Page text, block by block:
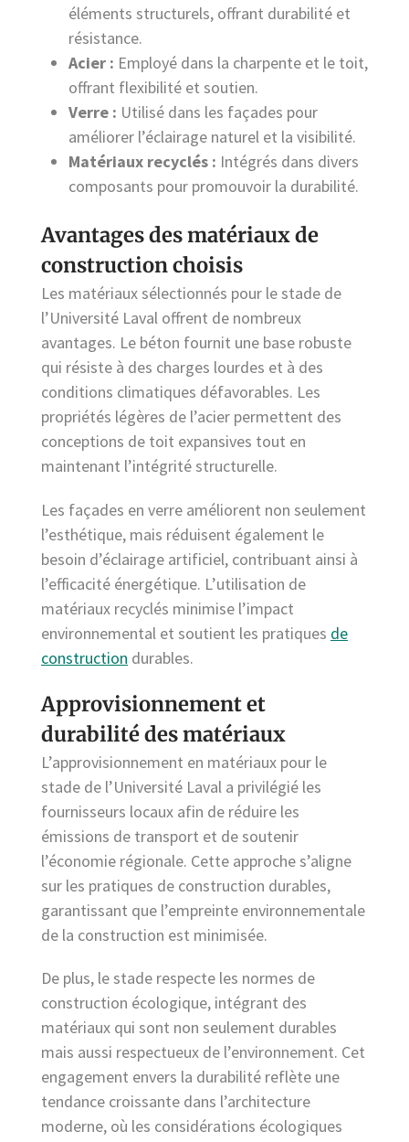
éléments structurels, offrant durabilité et
résistance.
Acier : Employé dans la charpente et le toit,
offrant flexibilité et soutien.
Verre : Utilisé dans les façades pour
améliorer l’éclairage naturel et la visibilité.
Matériaux recyclés : Intégrés dans divers
composants pour promouvoir la durabilité.
Avantages des matériaux de
construction choisis
Les matériaux sélectionnés pour le stade de
l’Université Laval offrent de nombreux
avantages. Le béton fournit une base robuste
qui résiste à des charges lourdes et à des
conditions climatiques défavorables. Les
propriétés légères de l’acier permettent des
conceptions de toit expansives tout en
maintenant l’intégrité structurelle.
Les façades en verre améliorent non seulement
l’esthétique, mais réduisent également le
besoin d’éclairage artificiel, contribuant ainsi à
l’efficacité énergétique. L’utilisation de
matériaux recyclés minimise l’impact
environnemental et soutient les pratiques de
construction durables.
Approvisionnement et
durabilité des matériaux
L’approvisionnement en matériaux pour le
stade de l’Université Laval a privilégié les
fournisseurs locaux afin de réduire les
émissions de transport et de soutenir
l’économie régionale. Cette approche s’aligne
sur les pratiques de construction durables,
garantissant que l’empreinte environnementale
de la construction est minimisée.
De plus, le stade respecte les normes de
construction écologique, intégrant des
matériaux qui sont non seulement durables
mais aussi respectueux de l’environnement. Cet
engagement envers la durabilité reflète une
tendance croissante dans l’architecture
moderne, où les considérations écologiques